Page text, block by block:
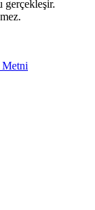
gerçekleşir.
Metni